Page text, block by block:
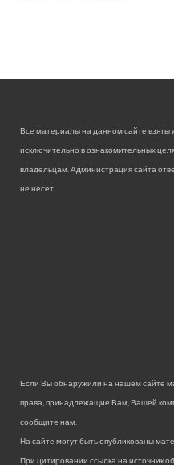
Все материалы на данном сайте взяты
исключительно в ознакомительных
владельцам. Администрация сайта
не несет.
Если Вы обнаружили на нашем сайте
права, принадлежащие Вам, Вашей
сообщите нам.
На сайте могут быть опубликованы
При цитировании ссылка на источник